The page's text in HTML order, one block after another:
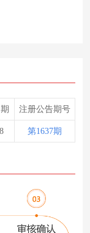
注册公告期号
第1637期